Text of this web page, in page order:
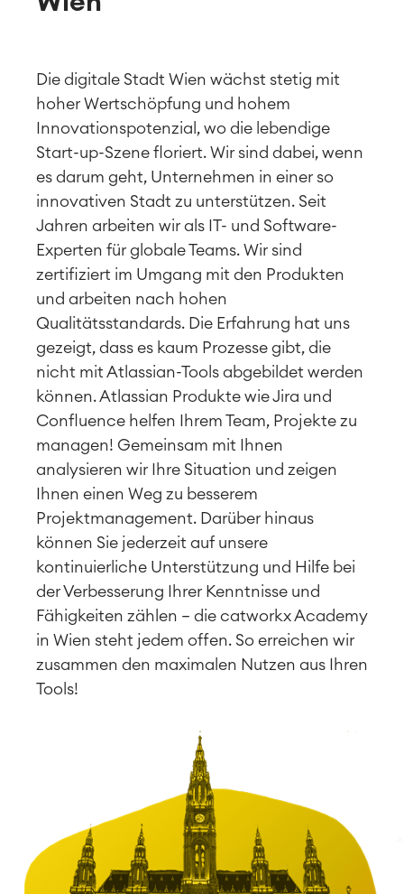
Die digitale Stadt Wien wächst stetig mit
hoher Wertschöpfung und hohem
Innovationspotenzial, wo die lebendige
Start-up-Szene floriert. Wir sind dabei, wenn
es darum geht, Unternehmen in einer so
innovativen Stadt zu unterstützen. Seit
Jahren arbeiten wir als IT- und Software-
Experten für globale Teams. Wir sind
zertifiziert im Umgang mit den Produkten
und arbeiten nach hohen
Qualitätsstandards. Die Erfahrung hat uns
gezeigt, dass es kaum Prozesse gibt, die
nicht mit Atlassian-Tools abgebildet werden
können. Atlassian Produkte wie Jira und
Confluence helfen Ihrem Team, Projekte zu
managen! Gemeinsam mit Ihnen
analysieren wir Ihre Situation und zeigen
Ihnen einen Weg zu besserem
Projektmanagement. Darüber hinaus
können Sie jederzeit auf unsere
kontinuierliche Unterstützung und Hilfe bei
der Verbesserung Ihrer Kenntnisse und
Fähigkeiten zählen – die catworkx Academy
in Wien steht jedem offen. So erreichen wir
zusammen den maximalen Nutzen aus Ihren
Tools!